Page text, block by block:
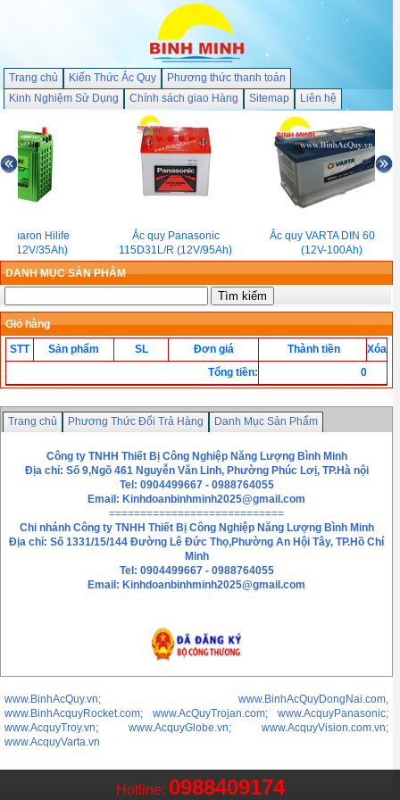
Trang chủ Kiến Thức Ắc Quy
Phương thức thanh toán
Kinh Nghiệm Sử Dụng
Chính sách giao Hàng Sitemap Liên hệ
Amaron Hilife
(12V/35Ah)
Ắc quy Panasonic
115D31L/R (12V/95Ah)
Ắc quy VARTA DIN 60044
(12V-100Ah)
DANH MỤC SẢN PHẨM
Giỏ hàng
STT
Sản phẩm SL Đơn giá Thành tiền
Xóa
Tổng tiền: 0
0988409174
Trang chủ Phương Thức Đổi Trả Hàng
Danh Mục Sản Phẩm
Công ty TNHH Thiết Bị Công Nghiệp Năng Lượng Bình Minh
Địa chỉ: Số 9,Ngõ 461 Nguyễn Văn Linh, Phường Phúc Lơị, TP.Hà nội
Tel: 0904499667 - 0988764055
Email: Kinhdoanbinhminh2025@gmail.com
============================
Chi nhánh Công ty TNHH Thiết Bị Công Nghiệp Năng Lượng Bình Minh
Địa chỉ: Số 1331/15/144 Đường Lê Đức Thọ,Phường An Hội Tây, TP.Hồ Chí
Minh
Tel: 0904499667 - 0988764055
Email: Kinhdoanbinhminh2025@gmail.com
www.BinhAcQuy.vn; www.BinhAcQuyDongNai.com,
www.BinhAcquyRocket.com; www.AcQuyTrojan.com; www.AcquyPanasonic;
www.AcquyTroy.vn; www.AcquyGlobe.vn; www.AcquyVision.com.vn;
www.AcquyVarta.vn